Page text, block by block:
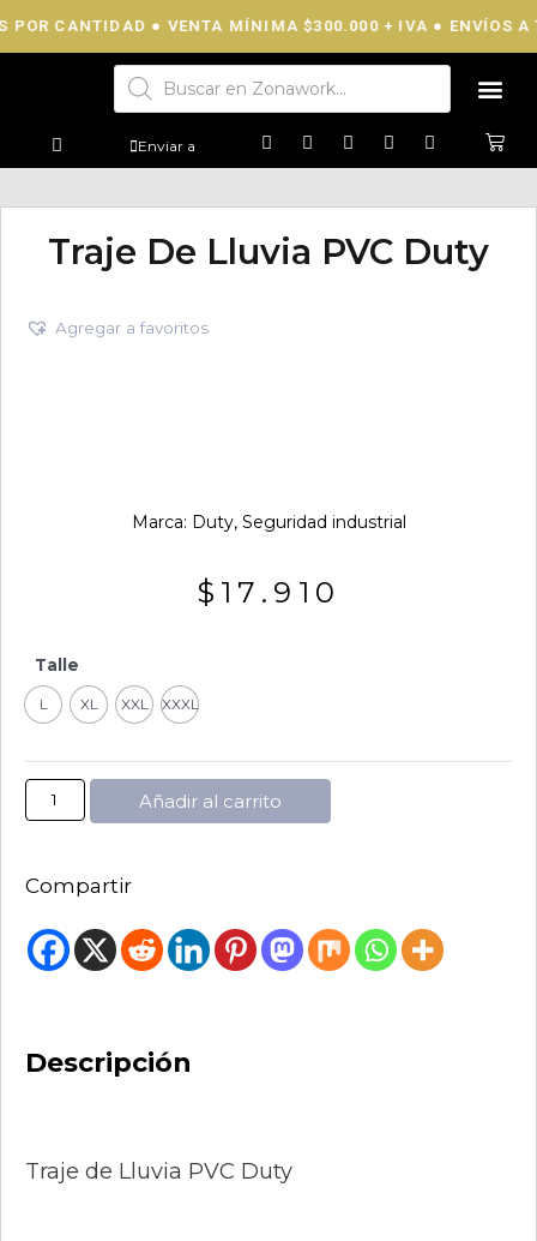
CANTIDAD ● VENTA MÍNIMA $300.000 + IVA ● ENVÍOS A
Enviar a
Traje De Lluvia PVC Duty
Agregar a favoritos
Marca: Duty, Seguridad industrial
$ 17.910
Talle
L XL XXL XXXL
Añadir al carrito
Compartir
Descripción
Traje de Lluvia PVC Duty